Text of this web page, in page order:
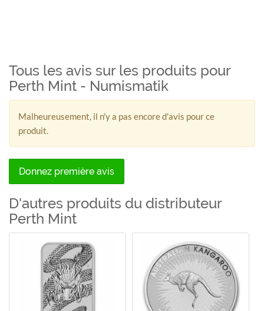
Tous les avis sur les produits pour
Perth Mint - Numismatik
Malheureusement, il n'y a pas encore d'avis pour ce
produit.
Donnez première avis
D'autres produits du distributeur
Perth Mint